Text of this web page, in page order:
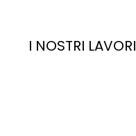
I NOSTRI LAVORI